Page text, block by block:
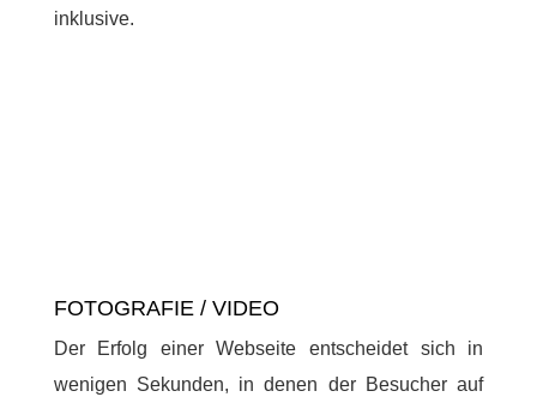
inklusive.
FOTOGRAFIE / VIDEO
Der Erfolg einer Webseite entscheidet sich in
wenigen Sekunden, in denen der Besucher auf